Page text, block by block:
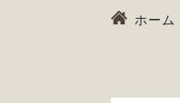
ホーム